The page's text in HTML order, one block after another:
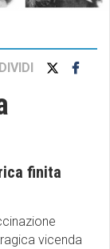
finita
vicenda